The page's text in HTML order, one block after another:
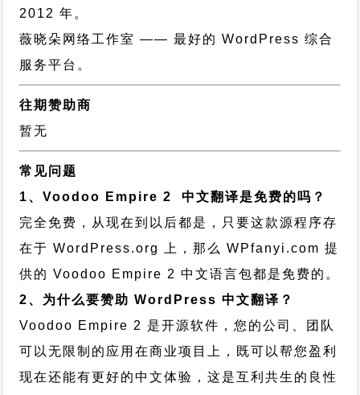
2012 年。
薇晓朵网络工作室 —— 最好的 WordPress 综合
服务平台。
往期赞助商
暂无
常见问题
1、Voodoo Empire 2 中文翻译是免费的吗？
完全免费，从现在到以后都是，只要这款源程序存
在于 WordPress.org 上，那么 WPfanyi.com 提
供的 Voodoo Empire 2 中文语言包都是免费的。
2、为什么要赞助 WordPress 中文翻译？
Voodoo Empire 2 是开源软件，您的公司、团队
可以无限制的应用在商业项目上，既可以帮您盈利
现在还能有更好的中文体验，这是互利共生的良性